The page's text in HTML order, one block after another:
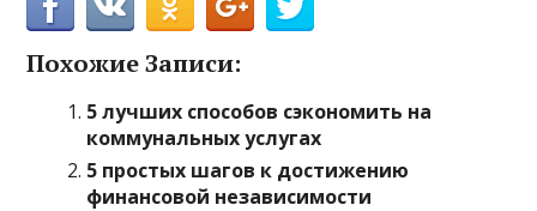
Похожие Записи:
5 лучших способов сэкономить на
коммунальных услугах
5 простых шагов к достижению
финансовой независимости